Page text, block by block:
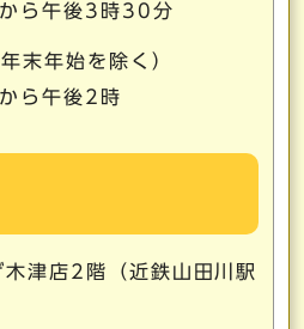
ら午後3時30分
末年始を除く）
ら午後2時
津店2階（近鉄山田川駅